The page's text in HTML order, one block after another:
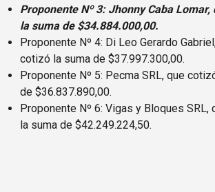
Proponente Nº 3: Jhonny Caba Lomar,
la suma de $34.884.000,00.
Proponente Nº 4: Di Leo Gerardo
cotizó la suma de $37.997.300,00.
Proponente Nº 5: Pecma SRL, que
de $36.837.890,00.
Proponente Nº 6: Vigas y Bloques SRL,
la suma de $42.249.224,50.